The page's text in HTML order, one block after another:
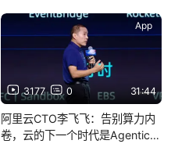
3177 0 31:44
App
阿里云CTO李飞飞：告别算力内
卷，云的下一个时代是Agentic